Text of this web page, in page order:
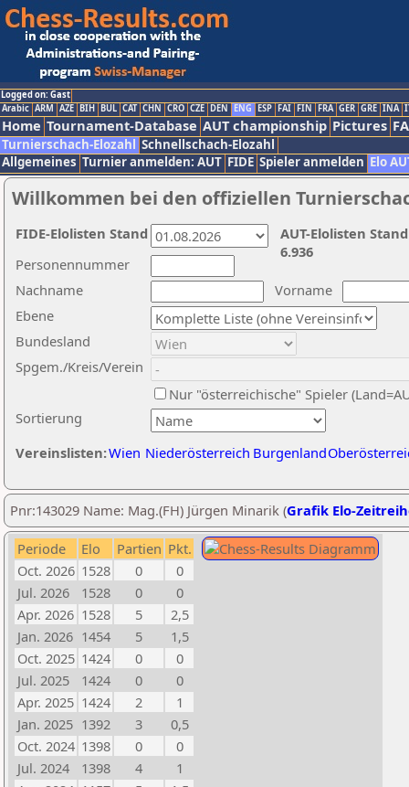
Logged on: Gast
Arabic ARM AZE BIH BUL CAT CHN CRO CZE DEN ENG ESP FAI FIN FRA GER GRE INA
Home Tournament-Database AUT championship Pictures
Turnierschach-Elozahl Schnellschach-Elozahl
Allgemeines Turnier anmelden: AUT FIDE Spieler anmelden Elo
Willkommen bei den offiziellen
Nachname
Vorname
Ebene
Sortierung
Personennummer
Bundesland
Spgem./Kreis/Verein
Nur "österreichische" Spieler
Vereinslisten:Wien Niederösterreich Burgenland
AUT-Elolisten
6.936
FIDE-Elolisten Stand
Pnr:143029 Name: Mag.(FH) Jürgen Minarik (Grafik Elo-
Periode Elo Partien Pkt.
Oct. 2026 1528 0
0
Jul. 2026
1528 0
0
Apr. 2026 1528 5
2,5
Jan. 2026 1454 5
1,5
Oct. 2025 1424 0
0
Jul. 2025
1424 0
0
Apr. 2025 1424 2
1
Jan. 2025 1392 3
0,5
Oct. 2024 1398 0
0
Jul. 2024
1398 4
1